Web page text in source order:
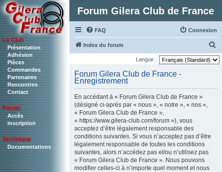
Le Club
Présentation
Adhésion
Pièces
Commandes
Partenaires
Rencontres
Contact
Forum
Accès
inscription
Technique
Documentations
Forum Gilera Club de France
FAQ Connexion
Index du forum
e
Langue :
Forum Gilera Club de France -
Enregistrement
En accédant à « Forum Gilera Club de France »
(désigné ci-après par « nous », « notre », « nos »,
« Forum Gilera Club de France »,
« https://www.gilera-club.com/forum »), vous
acceptez d’être légalement responsable des
conditions suivantes. Si vous n’acceptez pas d’être
légalement responsable de toutes les conditions
suivantes, alors n’accédez pas et/ou n’utilisez pas
« Forum Gilera Club de France ». Nous pouvons
modifier celles-ci à n’importe quel moment et nous